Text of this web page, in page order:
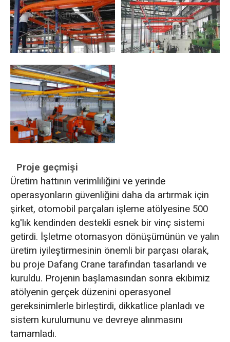
Proje geçmişi
Üretim hattının verimliliğini ve yerinde
operasyonların güvenliğini daha da artırmak için
şirket, otomobil parçaları işleme atölyesine 500
kg'lık kendinden destekli esnek bir vinç sistemi
getirdi. İşletme otomasyon dönüşümünün ve yalın
üretim iyileştirmesinin önemli bir parçası olarak,
bu proje Dafang Crane tarafından tasarlandı ve
kuruldu. Projenin başlamasından sonra ekibimiz
atölyenin gerçek düzenini operasyonel
gereksinimlerle birleştirdi, dikkatlice planladı ve
sistem kurulumunu ve devreye alınmasını
tamamladı.